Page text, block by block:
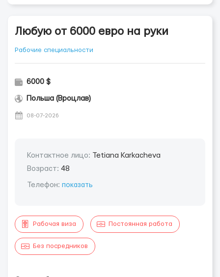
Любую от 6000 евро на руки
Рабочие специальности
6000 $
Польша (Вроцлав)
08-07-2026
Контактное лицо:
Tetiana Karkacheva
Возраст: 48
Телефон: показать
Рабочая виза Постоянная работа
Без посредников